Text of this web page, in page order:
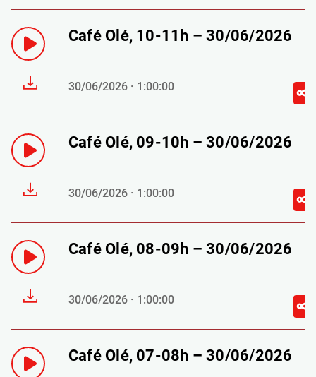
Café Olé, 10-11h – 30/06/2026
30/06/2026 · 1:00:00
Café Olé, 09-10h – 30/06/2026
30/06/2026 · 1:00:00
Café Olé, 08-09h – 30/06/2026
30/06/2026 · 1:00:00
Café Olé, 07-08h – 30/06/2026